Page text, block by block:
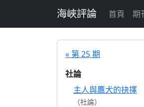
海峽評論 首頁 期
« 第 25 期
社論
主人與鷹犬的抉擇
（社論）